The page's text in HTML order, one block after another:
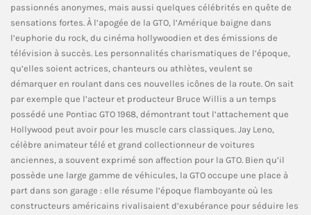
passionnés anonymes, mais aussi quelques célébrités en quête de
sensations fortes. À l’apogée de la GTO, l’Amérique baigne dans
l’euphorie du rock, du cinéma hollywoodien et des émissions de
télévision à succès. Les personnalités charismatiques de l’époque,
qu’elles soient actrices, chanteurs ou athlètes, veulent se
démarquer en roulant dans ces nouvelles icônes de la route. On sait
par exemple que l’acteur et producteur Bruce Willis a un temps
possédé une Pontiac GTO 1968, démontrant tout l’attachement que
Hollywood peut avoir pour les muscle cars classiques. Jay Leno,
célèbre animateur télé et grand collectionneur de voitures
anciennes, a souvent exprimé son affection pour la GTO. Bien qu’il
possède une large gamme de véhicules, la GTO occupe une place à
part dans son garage : elle résume l’époque flamboyante où les
constructeurs américains rivalisaient d’exubérance pour séduire les